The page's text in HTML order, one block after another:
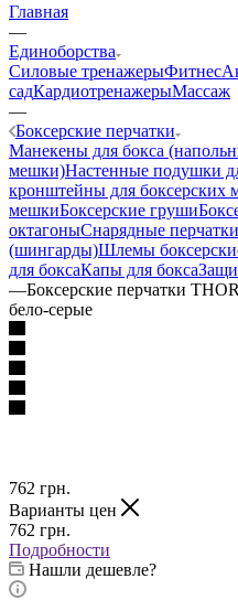
Главная
—
Единоборства
Силовые тренажерыФитнес
садКардиотренажерыМассаж
—
Боксерские перчатки
Манекены для бокса
мешки)Настенные подушки
кронштейны для боксерских
мешкиБоксерские груши
октагоныСнарядные
(шингарды)Шлемы
для боксаКапы для бокса
—Боксерские перчатки
бело-серые
762 грн.
Варианты цен
762 грн.
Подробности
Нашли дешевле?